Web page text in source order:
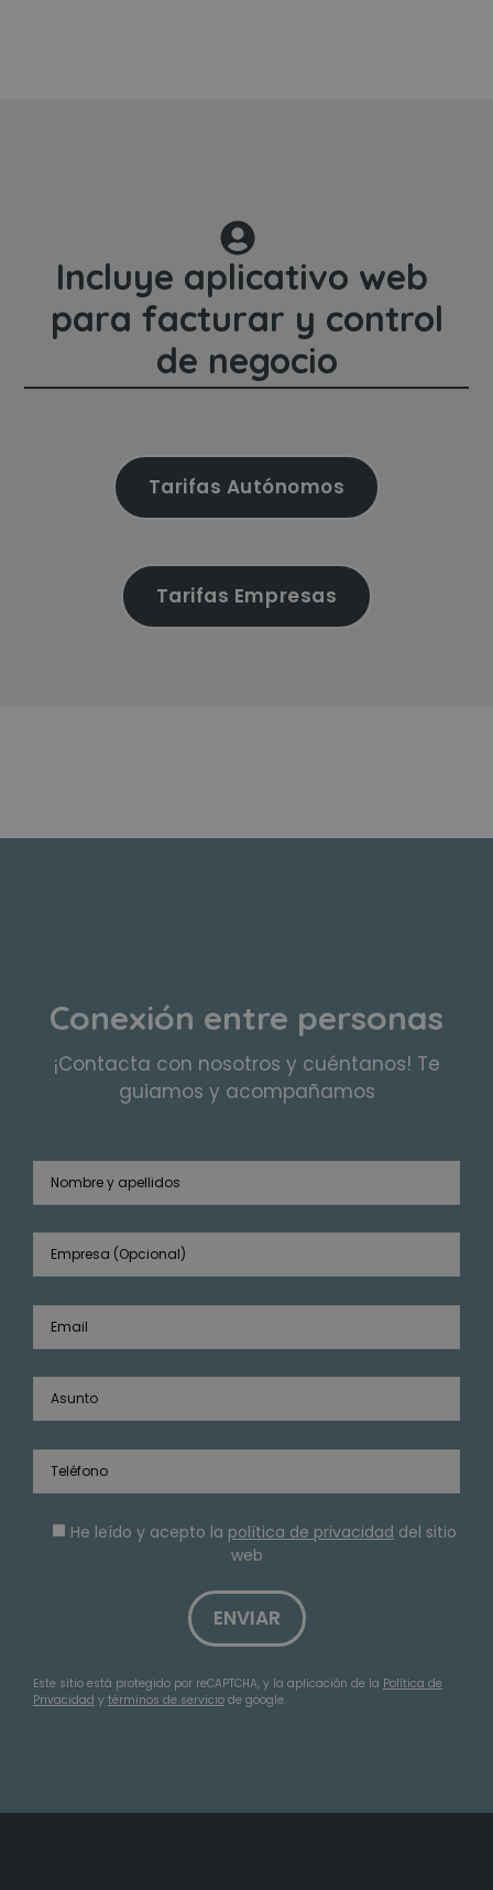
Incluye aplicativo web
para facturar y control
de negocio
Tarifas Autónomos
Tarifas Empresas
Conexión entre personas
¡Contacta con nosotros y cuéntanos! Te
guiamos y acompañamos
He leído y acepto la política de privacidad del sitio
web
Este sitio está protegido por reCAPTCHA, y la aplicación de la Política de
Privacidad y términos de servicio de google.